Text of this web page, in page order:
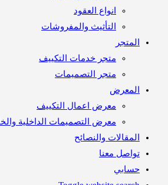
انواع العقود
التأثيث والمفروشات
متجر خدمات التكييف
متجر التصميمات
معرض اعمال التكييف
معرض التصميمات الداخلية والخارجية
والنصائح
معنا